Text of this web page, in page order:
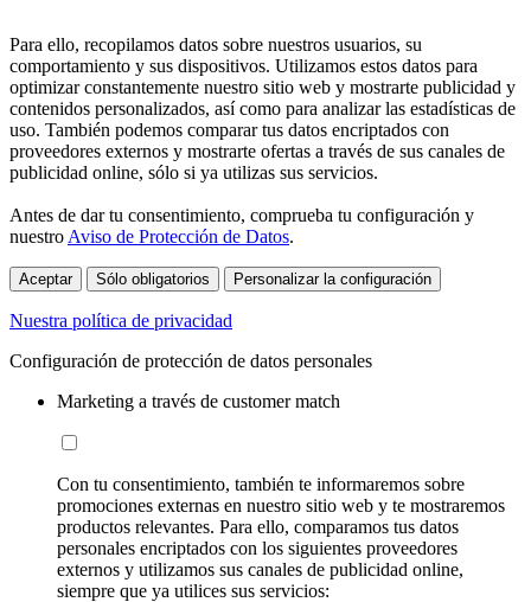
Para ello, recopilamos datos sobre nuestros usuarios, su
comportamiento y sus dispositivos. Utilizamos estos datos para
optimizar constantemente nuestro sitio web y mostrarte publicidad y
contenidos personalizados, así como para analizar las estadísticas de
uso. También podemos comparar tus datos encriptados con
proveedores externos y mostrarte ofertas a través de sus canales de
publicidad online, sólo si ya utilizas sus servicios.
Antes de dar tu consentimiento, comprueba tu configuración y
nuestro Aviso de Protección de Datos.
Aceptar Sólo obligatorios Personalizar la configuración
Nuestra política de privacidad
Configuración de protección de datos personales
Marketing a través de customer match
Con tu consentimiento, también te informaremos sobre
promociones externas en nuestro sitio web y te mostraremos
productos relevantes. Para ello, comparamos tus datos
personales encriptados con los siguientes proveedores
externos y utilizamos sus canales de publicidad online,
siempre que ya utilices sus servicios: